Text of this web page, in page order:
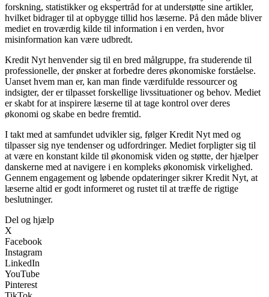
forskning, statistikker og ekspertråd for at understøtte sine artikler,
hvilket bidrager til at opbygge tillid hos læserne. På den måde bliver
mediet en troværdig kilde til information i en verden, hvor
misinformation kan være udbredt.
Kredit Nyt henvender sig til en bred målgruppe, fra studerende til
professionelle, der ønsker at forbedre deres økonomiske forståelse.
Uanset hvem man er, kan man finde værdifulde ressourcer og
indsigter, der er tilpasset forskellige livssituationer og behov. Mediet
er skabt for at inspirere læserne til at tage kontrol over deres
økonomi og skabe en bedre fremtid.
I takt med at samfundet udvikler sig, følger Kredit Nyt med og
tilpasser sig nye tendenser og udfordringer. Mediet forpligter sig til
at være en konstant kilde til økonomisk viden og støtte, der hjælper
danskerne med at navigere i en kompleks økonomisk virkelighed.
Gennem engagement og løbende opdateringer sikrer Kredit Nyt, at
læserne altid er godt informeret og rustet til at træffe de rigtige
beslutninger.
Del og hjælp
X
Facebook
Instagram
LinkedIn
YouTube
Pinterest